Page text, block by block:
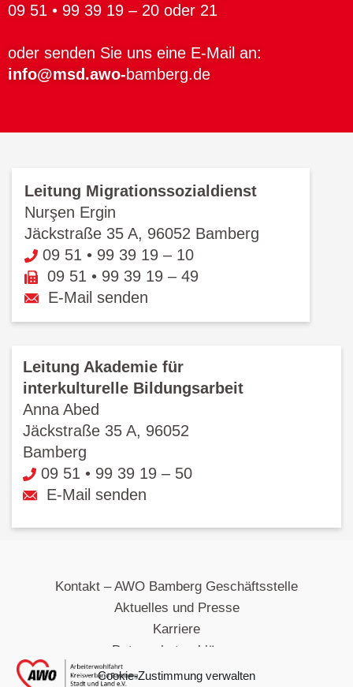
Cookie-Zustimmung verwalten
09 51 • 99 39 19 – 20 oder 21
oder senden Sie uns eine E-Mail an:
info@msd.awo-bamberg.de
Leitung Migrationssozialdienst
Nurşen Ergin
Jäckstraße 35 A, 96052 Bamberg
09 51 • 99 39 19 – 10
09 51 • 99 39 19 – 49
E-Mail senden
Leitung Akademie für
interkulturelle Bildungsarbeit
Anna Abed
Jäckstraße 35 A, 96052
Bamberg
09 51 • 99 39 19 – 50
E-Mail senden
Kontakt – AWO Bamberg Geschäftsstelle
Aktuelles und Presse
Karriere
Datenschutzerklärung
Impressum